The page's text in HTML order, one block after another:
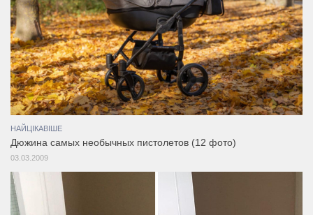
НАЙЦІКАВІШЕ
Дюжина самых необычных пистолетов (12 фото)
03.03.2009